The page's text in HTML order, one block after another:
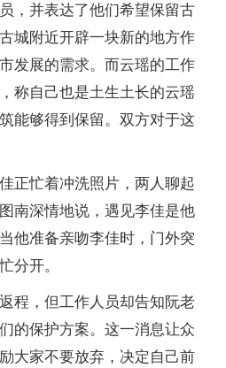
，并表达了他们希望保留古
城附近开辟一块新的地方作
发展的需求。而云瑶的工作
称自己也是土生土长的云瑶
能够得到保留。双方对于这
正忙着冲洗照片，两人聊起
南深情地说，遇见李佳是他
他准备亲吻李佳时，门外突
分开。
程，但工作人员却告知阮老
的保护方案。这一消息让众
大家不要放弃，决定自己前